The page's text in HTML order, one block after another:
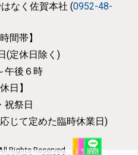
なく 佐賀本社 (0952-48-
間帯】
(定休日除く)
午後６時
日】
祝祭日
じて定めた臨時休業日)
Rights Reserved.